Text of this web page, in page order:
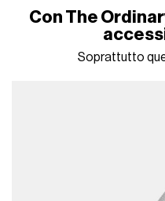
Con The
Soprattutto